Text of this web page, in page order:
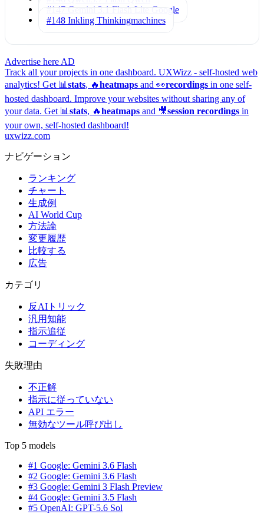
#147 Gemini 3.1 Flash Lite
Google
#148 Inkling Thinkingmachines
Advertise here AD
Track all your projects in one dashboard. UXWizz - self-hosted web
analytics! Get 📊 stats, 🔥heatmaps and 👀recordings in one self-
hosted dashboard. Improve your websites without sharing any of
your data. Get 📊 stats, 🔥heatmaps and 🎥session recordings in
your own, self-hosted dashboard!
uxwizz.com
ナビゲーション
ランキング
チャート
生成例
AI World Cup
方法論
変更履歴
比較する
広告
カテゴリ
反AIトリック
汎用知能
指示追従
コーディング
失敗理由
不正解
指示に従っていない
API エラー
無効なツール呼び出し
Top 5 models
#1 Google: Gemini 3.6 Flash
#2 Google: Gemini 3.6 Flash
#3 Google: Gemini 3 Flash Preview
#4 Google: Gemini 3.5 Flash
#5 OpenAI: GPT-5.6 Sol